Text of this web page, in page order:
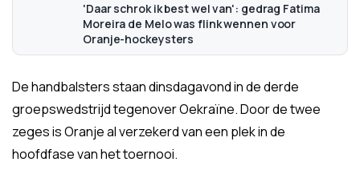
'Daar schrok ik best wel van': gedrag Fatima
Moreira de Melo was flink wennen voor
Oranje-hockeysters
De handbalsters staan dinsdagavond in de derde
groepswedstrijd tegenover Oekraïne. Door de twee
zeges is Oranje al verzekerd van een plek in de
hoofdfase van het toernooi.